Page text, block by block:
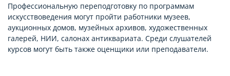
Профессиональную переподготовку по программам
искусствоведения могут пройти работники музеев,
аукционных домов, музейных архивов, художественных
галерей, НИИ, салонах антиквариата. Среди слушателей
курсов могут быть также оценщики или преподаватели.